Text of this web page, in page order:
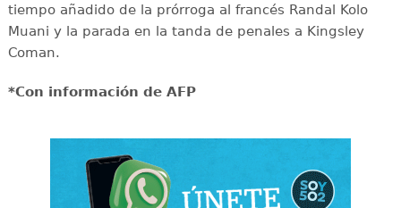
tiempo añadido de la prórroga al francés Randal Kolo
Muani y la parada en la tanda de penales a Kingsley
Coman.
*Con información de AFP